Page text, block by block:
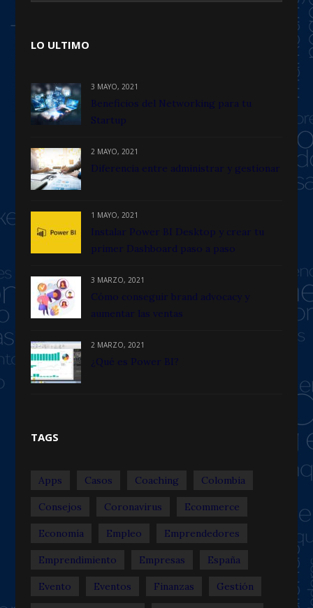
LO ULTIMO
3 MAYO, 2021
Beneficios del Networking para tu
Startup
2 MAYO, 2021
Diferencia entre administrar y gestionar
1 MAYO, 2021
Instalar Power BI Desktop y crear tu
primer Dashboard paso a paso
3 MARZO, 2021
Cómo conseguir brand advocacy y
aumentar las ventas
2 MARZO, 2021
¿Qué es Power BI?
TAGS
Apps Casos Coaching Colombia
Consejos Coronavirus Ecommerce
Economía Empleo Emprendedores
Emprendimiento Empresas España
Evento Eventos Finanzas Gestión